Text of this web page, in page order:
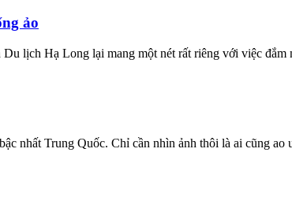
ảo
lịch Hạ Long lại mang một nét rất riêng với việc
nhất Trung Quốc. Chỉ cần nhìn ảnh thôi là ai cũng